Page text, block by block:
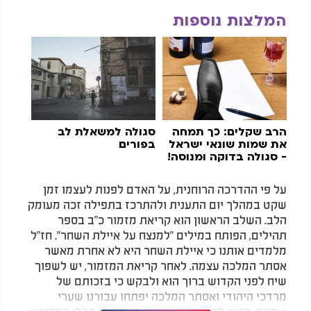
המלצות נוספות
הרב שקלים: כך תמחה
את שמות שונאי ישראל
- סגולה בדוקה ומנוסה!
סגולה למשאלת לב
בפורים
על פי ההדרכה הרוחנית, על האדם לפנות לעצמו זמן
שקט במהלך יום התענית ולהתרכז בתפילה זכה מעומק
הלב. השלב הראשון הוא קריאת מזמור כ"ב בספר
תהילים, הפותח במילים "למנצח על איילת השחר". חז"ל
מלמדים אותנו כי איילת השחר היא לא אחרת מאשר
אסתר המלכה עצמה. לאחר קריאת המזמור, יש לשפוך
שיח לפני הקדוש ברוך הוא ולבקש כי בזכותם של
מרדכי היהודי ואסתר המלכה יפתחו עבורנו שערי